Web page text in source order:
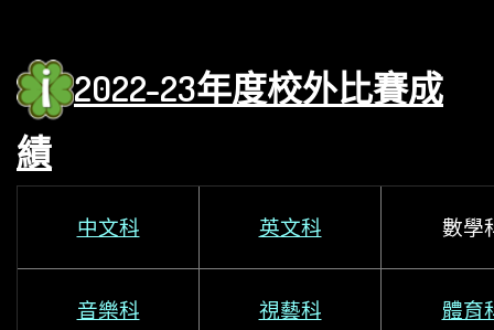
2022-23年度校外比賽成
績
中文科 英文科 數學
音樂科 視藝科 體育